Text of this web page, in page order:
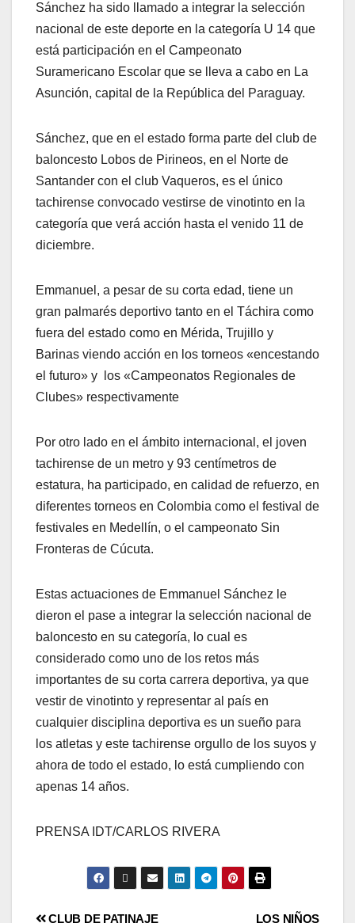
Sánchez ha sido llamado a integrar la selección
nacional de este deporte en la categoría U 14 que
está participación en el Campeonato
Suramericano Escolar que se lleva a cabo en La
Asunción, capital de la República del Paraguay.
Sánchez, que en el estado forma parte del club de
baloncesto Lobos de Pirineos, en el Norte de
Santander con el club Vaqueros, es el único
tachirense convocado vestirse de vinotinto en la
categoría que verá acción hasta el venido 11 de
diciembre.
Emmanuel, a pesar de su corta edad, tiene un
gran palmarés deportivo tanto en el Táchira como
fuera del estado como en Mérida, Trujillo y
Barinas viendo acción en los torneos «encestando
el futuro» y los «Campeonatos Regionales de
Clubes» respectivamente
Por otro lado en el ámbito internacional, el joven
tachirense de un metro y 93 centímetros de
estatura, ha participado, en calidad de refuerzo, en
diferentes torneos en Colombia como el festival de
festivales en Medellín, o el campeonato Sin
Fronteras de Cúcuta.
Estas actuaciones de Emmanuel Sánchez le
dieron el pase a integrar la selección nacional de
baloncesto en su categoría, lo cual es
considerado como uno de los retos más
importantes de su corta carrera deportiva, ya que
vestir de vinotinto y representar al país en
cualquier disciplina deportiva es un sueño para
los atletas y este tachirense orgullo de los suyos y
ahora de todo el estado, lo está cumpliendo con
apenas 14 años.
PRENSA IDT/CARLOS RIVERA
LOS NIÑOS
CLUB DE PATINAJE